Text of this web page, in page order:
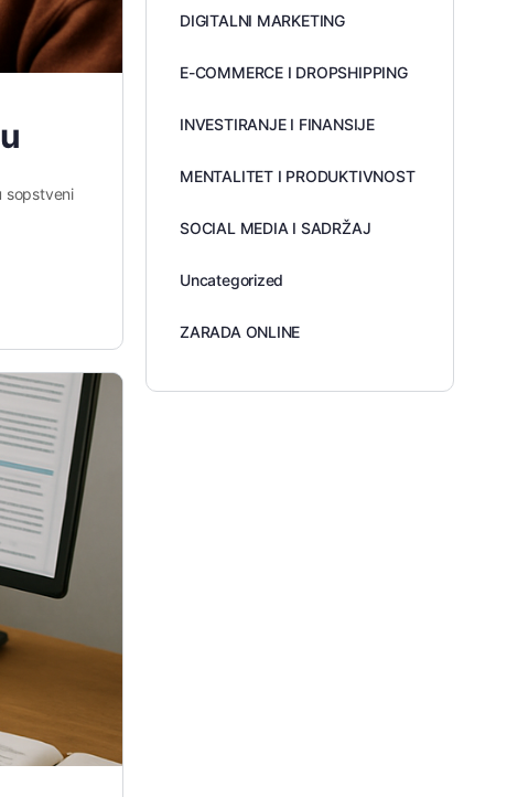
sopstveni
DIGITALNI MARKETING
E-COMMERCE I DROPSHIPPING
INVESTIRANJE I FINANSIJE
MENTALITET I PRODUKTIVNOST
SOCIAL MEDIA I SADRŽAJ
Uncategorized
ZARADA ONLINE